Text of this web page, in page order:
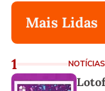
Mais Lidas
1 NOTÍCIAS